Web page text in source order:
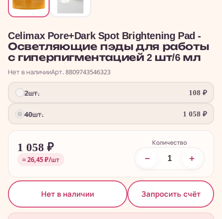
Celimax Pore+Dark Spot Brightening Pad -
Осветляющие пэды для работы
с гиперпигментацией 2 шт/6 мл
Нет в наличииАрт. 8809743546323
2шт. 108 ₽
40шт. 1 058 ₽
1 058 ₽
≈ 26,45 ₽/шт
Количество
− +
Нет в наличии Запросить счёт